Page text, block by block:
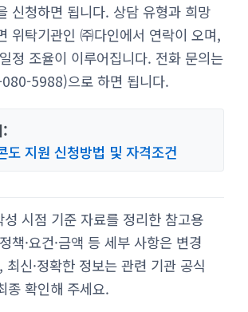
신청하면 됩니다. 상담 유형과 희망
위탁기관인 ㈜다인에서 연락이 오며,
정 조율이 이루어집니다. 전화 문의는
5988)으로 하면 됩니다.
:
도 지원 신청방법 및 자격조건
시점 기준 자료를 정리한 참고용
책·요건·금액 등 세부 사항은 변경
최신·정확한 정보는 관련 기관 공식
종 확인해 주세요.